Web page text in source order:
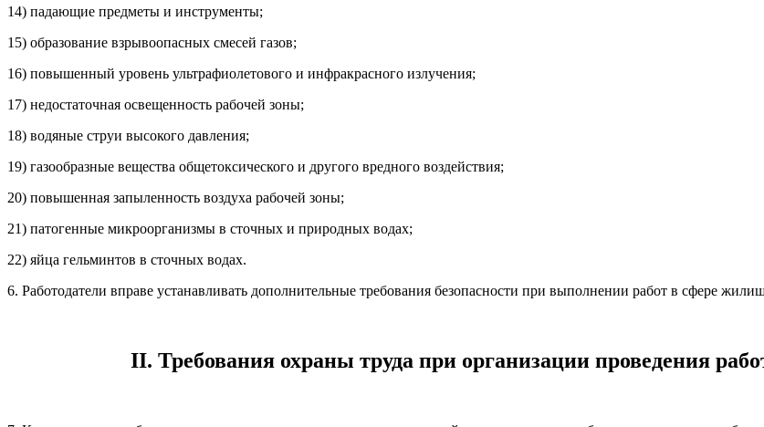
14) падающие предметы и инструменты;
15) образование взрывоопасных смесей газов;
16) повышенный уровень ультрафиолетового и инфракрасного излучения;
17) недостаточная освещенность рабочей зоны;
18) водяные струи высокого давления;
19) газообразные вещества общетоксического и другого вредного воздействия;
20) повышенная запыленность воздуха рабочей зоны;
21) патогенные микроорганизмы в сточных и природных водах;
22) яйца гельминтов в сточных водах.
6. Работодатели вправе устанавливать дополнительные требования безопасности при выполнении работ в сфере
II. Требования охраны труда при организации проведения